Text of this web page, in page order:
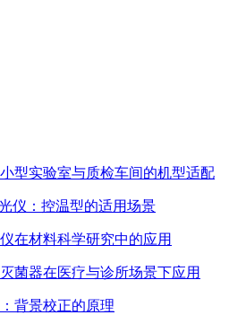
型实验室与质检车间的机型适配
仪：控温型的适用场景
在材料科学研究中的应用
菌器在医疗与诊所场景下应用
背景校正的原理